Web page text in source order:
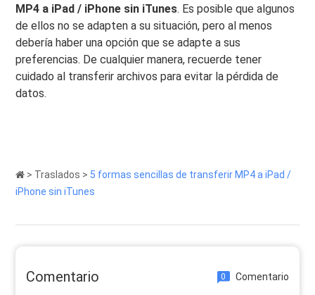
MP4 a iPad / iPhone sin iTunes. Es posible que algunos
de ellos no se adapten a su situación, pero al menos
debería haber una opción que se adapte a sus
preferencias. De cualquier manera, recuerde tener
cuidado al transferir archivos para evitar la pérdida de
datos.
> Traslados > 5 formas sencillas de transferir MP4 a iPad /
iPhone sin iTunes
Comentario 0 Comentario